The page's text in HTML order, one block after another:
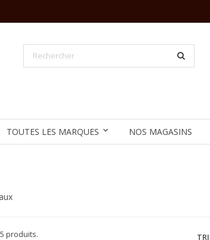
TOUTES LES MARQUES NOS MAGASINS
produits.